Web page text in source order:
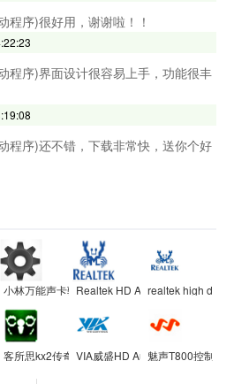
程序)很好用，谢谢啦！！
程序)界面设计很容易上手，功能很丰
程序)还不错，下载非常快，送你个好
传奇版外置USB网络K歌声卡控制面板
小林万能声卡驱动器Realtek HD Audiorealtek high
板
客所思kx2传奇版控制面板VIA威盛HD Audio音频驱动
魅声T800控制面